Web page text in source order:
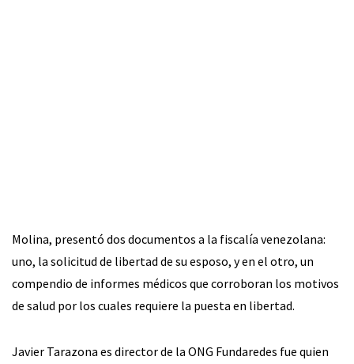
Molina, presentó dos documentos a la fiscalía venezolana:
uno, la solicitud de libertad de su esposo, y en el otro, un
compendio de informes médicos que corroboran los motivos
de salud por los cuales requiere la puesta en libertad.
Javier Tarazona es director de la ONG Fundaredes fue quien